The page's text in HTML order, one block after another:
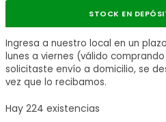
STOCK EN
Ingresa a nuestro local en un
lunes a viernes (válido comprando
solicitaste envío a domicilio, se
vez que lo recibamos.
Hay 224 existencias